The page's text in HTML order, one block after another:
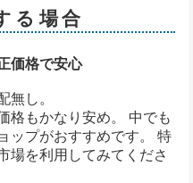
る場合
価格で安心
無し。
格もかなり安め。 中でも
ップがおすすめです。 特
場を利用してみてくださ